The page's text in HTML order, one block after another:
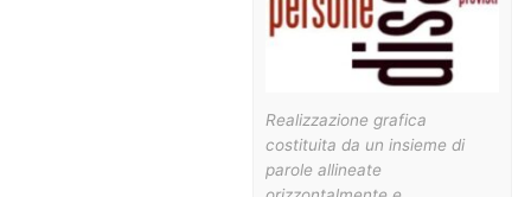
Realizzazione grafica
costituita da un insieme di
parole allineate